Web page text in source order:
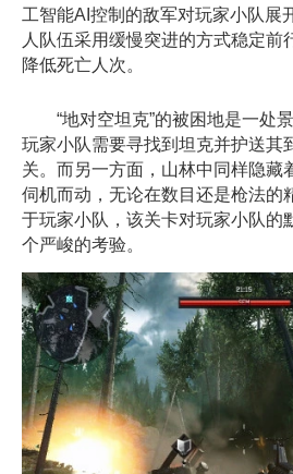
工智能AI控制的敌军对玩家小队展
人队伍采用缓慢突进的方式稳定前
降低死亡人次。
“地对空坦克”的被困地是一处景
玩家小队需要寻找到坦克并护送其
关。而另一方面，山林中同样隐藏
伺机而动，无论在数目还是枪法的
于玩家小队，该关卡对玩家小队的
个严峻的考验。